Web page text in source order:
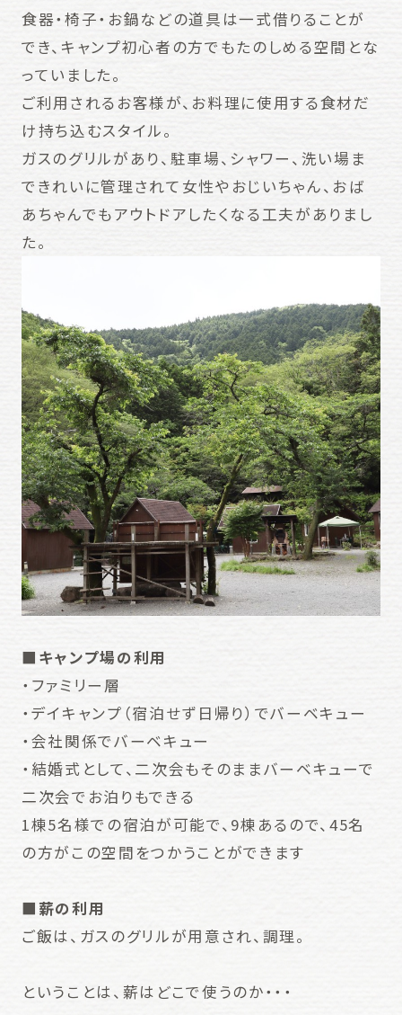
食器・椅子・お鍋などの道具は一式借りることが
でき、キャンプ初心者の方でもたのしめる空間とな
っていました。
ご利用されるお客様が、お料理に使用する食材だ
け持ち込むスタイル。
ガスのグリルがあり、駐車場、シャワー、洗い場ま
できれいに管理されて女性やおじいちゃん、おば
あちゃんでもアウトドアしたくなる工夫がありまし
た。
■キャンプ場の利用
・ファミリー層
・デイキャンプ（宿泊せず日帰り）でバーベキュー
・会社関係でバーベキュー
・結婚式として、二次会もそのままバーベキューで
二次会でお泊りもできる
1棟5名様での宿泊が可能で、9棟あるので、45名
の方がこの空間をつかうことができます
■薪の利用
ご飯は、ガスのグリルが用意され、調理。
ということは、薪はどこで使うのか・・・